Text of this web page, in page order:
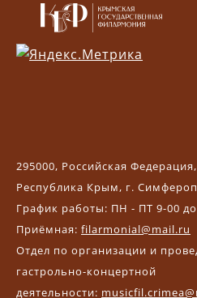
295000, Российская Федерация,
Республика Крым, г.
График работы: ПН - ПТ 9-00
Приёмная: filarmonial@mail.ru
Отдел по организации и
гастрольно-концертной
деятельности: